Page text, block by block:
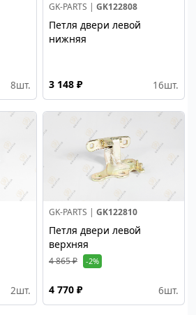
8шт.
GK-PARTS | GK122808
Петля двери левой
нижняя
3 148 ₽ 16шт.
2шт.
GK-PARTS | GK122810
Петля двери левой
верхняя
4 865 ₽ -2%
4 770 ₽ 6шт.